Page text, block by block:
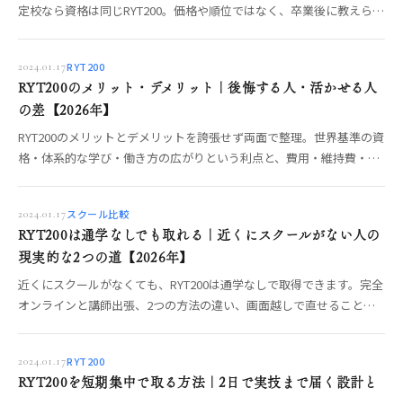
定校なら資格は同じRYT200。価格や順位ではなく、卒業後に教えられ
2024.01.17RYT200
RYT200のメリット・デメリット｜後悔する人・活かせる人
の差【2026年】
RYT200のメリットとデメリットを誇張せず両面で整理。世界基準の資
格・体系的な学び・働き方の広がりという利点と、費用・維持費・取
2024.01.17スクール比較
RYT200は通学なしでも取れる｜近くにスクールがない人の
現実的な2つの道【2026年】
近くにスクールがなくても、RYT200は通学なしで取得できます。完全
オンラインと講師出張、2つの方法の違い、画面越しで直せること・
2024.01.17RYT200
RYT200を短期集中で取る方法｜2日で実技まで届く設計と